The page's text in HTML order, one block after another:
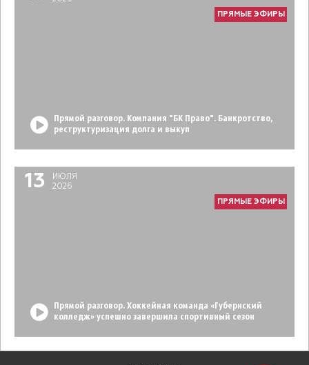
ПРЯМЫЕ ЭФИРЫ
Прямой разговор. Компания "БК Право". Банкротство,
реструктуризация долга и выкуп
13
ИЮЛЯ
2026
ПРЯМЫЕ ЭФИРЫ
Прямой разговор. Хоккейная команда «Губернский
колледж» успешно завершила спортивный сезон